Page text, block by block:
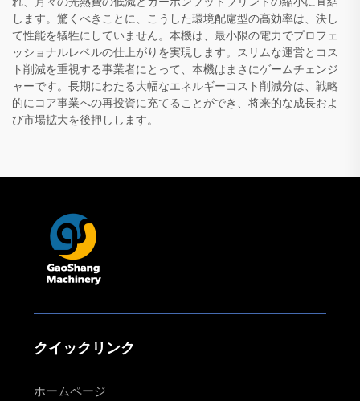
します。驚くべきことに、こうした環境配慮型の高効率は、決し
て性能を犠牲にしていません。本機は、最小限の電力でプロフェ
ッショナルレベルの仕上がりを実現します。スリムな運営とコス
ト削減を重視する事業者にとって、本機はまさにゲームチェンジ
ャーです。長期にわたる大幅なエネルギーコスト削減分は、戦略
的にコア事業への再投資に充てることができ、将来的な成長およ
び市場拡大を後押しします。
クイックリンク
ホームページ